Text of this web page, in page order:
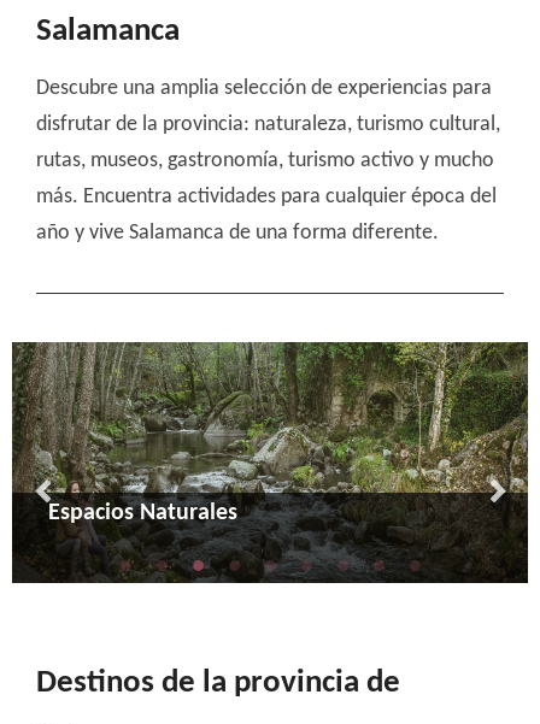
Salamanca
Descubre una amplia selección de experiencias para
disfrutar de la provincia: naturaleza, turismo cultural,
rutas, museos, gastronomía, turismo activo y mucho
más. Encuentra actividades para cualquier época del
año y vive Salamanca de una forma diferente.
Arqueología
Cultural
Espacios Naturales
Actividades en la Naturaleza
Enoturismo y Gastronomía
Turismo Religioso
Artesanía y Vida Rural
Montaña y nieve
Cicloturismo
Destinos de la provincia de